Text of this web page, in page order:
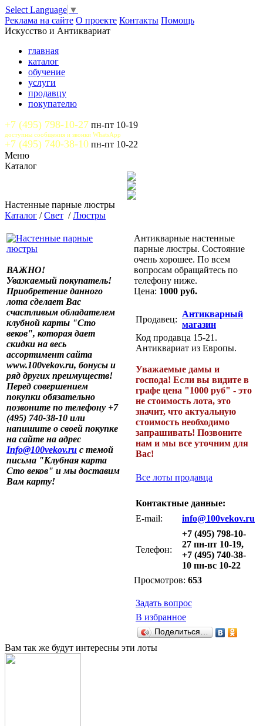
Select Language ▼
Реклама на сайте О проекте Контакты Помощь
Искусство и Антиквариат
главная
каталог
обучение
услуги
продавцу
покупателю
+7 (495) 798-10-27 пн-пт 10-19
доступны сообщения и звонки WhatsApp
+7 (495) 740-38-10 пн-пт 10-22
Меню
Каталог
Настенные парные люстры
Каталог /Свет /Люстры
ВАЖНО!
Уважаемый покупатель!
Приобретение данного
лота сделает Вас
счастливым обладателем
клубной карты "Сто
веков", которая дает
скидки на весь
ассортимент сайта
www.100vekov.ru, бонусы и
ряд других преимуществ!
Перед совершением
покупки обязательно
позвоните по телефону +7
(495) 740-38-10 или
напишите о своей покупке
на сайте на адрес
Info@100vekov.ru с темой
письма "Клубная карта
Сто веков" и мы доставим
Вам карту!
Антикварные настенные
парные люстры. Состояние
очень хорошее. По всем
вопросам обращайтесь по
телефону ниже.
Цена: 1000 руб.
Продавец:
Антикварный
магазин
Код продавца 15-21.
Антиквариат из Европы.
Уважаемые дамы и
господа! Если вы видите в
графе цена "1000 руб" - это
не стоимость лота, это
значит, что актуальную
стоимость необходимо
запрашивать! Позвоните
нам и мы все уточним для
Вас!
Все лоты продавца
Контактные данные:
E-mail:
info@100vekov.ru
Телефон:
+7 (495) 798-10-
27 пн-пт 10-19,
+7 (495) 740-38-
10 пн-вс 10-22
Просмотров: 653
Задать вопрос
В избранное
Поделиться…
Вам так же будут интересны эти лоты